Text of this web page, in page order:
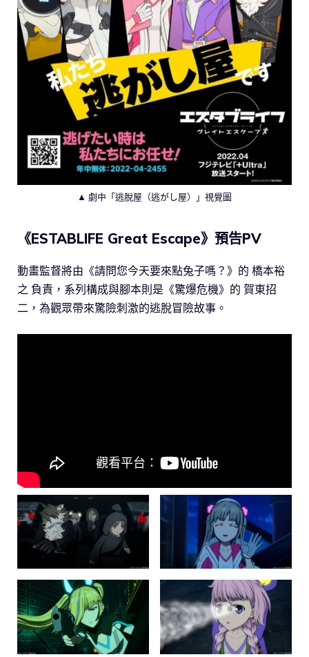
▲ 劇中「逃脫屋（逃がし屋）」視覺圖
《ESTABLIFE Great Escape》預告PV
動畫監督將由《請問您今天要來點兔子嗎？》的 橋本裕
之 負責，系列構成與腳本則是《驚爆危機》的 賀東招
二，為觀眾帶來驚險刺激的逃脫冒險故事。